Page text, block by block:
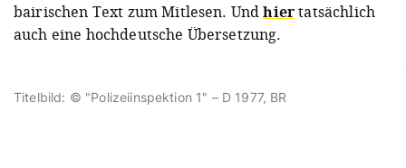
bairischen Text zum Mitlesen. Undhiertatsächlich
auch eine hochdeutsche Übersetzung.
Titelbild: © "Polizeiinspektion 1" – D 1977, BR